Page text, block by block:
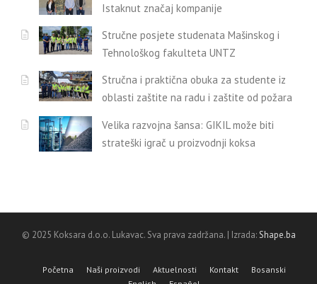
Istaknut značaj kompanije
Stručne posjete studenata Mašinskog i
Tehnološkog fakulteta UNTZ
Stručna i praktična obuka za studente iz
oblasti zaštite na radu i zaštite od požara
Velika razvojna šansa: GIKIL može biti
strateški igrač u proizvodnji koksa
© 2025 Koksara d.o.o. Lukavac. Sva prava zadržana. | Izrada:Shape.ba
Početna Naši proizvodi Aktuelnosti Kontakt
Bosanski